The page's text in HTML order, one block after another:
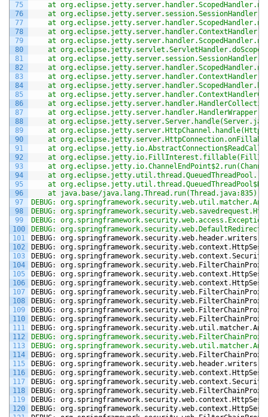
75
76
77
78
79
80
81
82
83
84
85
86
87
88
89
90
91
92
93
94
95
96
97
98
99
100
101
102
103
104
105
106
107
108
109
110
111
112
113
114
115
116
117
118
119
120
at
at
at
at
at
at
at
at
at
at
at
at
at
at
at
at
at
at
at
at
at
	at java.base/java.lang.Thread.run(Thread.java:835)
DEBUG:
DEBUG:
DEBUG:
DEBUG:
DEBUG: org. springframework. security.web. header.writers
DEBUG: org. springframework. security.web. context .
DEBUG: org. springframework. security.web. context .
DEBUG: org. springframework. security.web. FilterChainProxy
DEBUG: org. springframework. security.web. context .
DEBUG: org. springframework. security.web. context .
DEBUG: org. springframework. security.web. FilterChainProxy
DEBUG: org. springframework. security.web. FilterChainProxy
DEBUG: org. springframework. security.web. FilterChainProxy
DEBUG: org. springframework. security.web. FilterChainProxy
DEBUG: org. springframework. security.web. util .matcher.
DEBUG:
DEBUG:
DEBUG: org. springframework. security.web. FilterChainProxy
DEBUG: org. springframework. security.web. header.writers
DEBUG: org. springframework. security.web. context .
DEBUG: org. springframework. security.web. context .
DEBUG: org. springframework. security.web. FilterChainProxy
DEBUG: org. springframework. security.web. context .
DEBUG: org. springframework. security.web. context .